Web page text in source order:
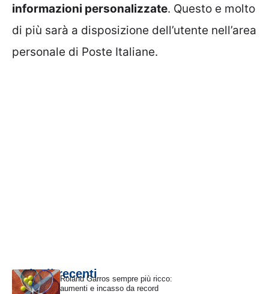
informazioni personalizzate. Questo e molto
di più sarà a disposizione dell’utente nell’area
personale di Poste Italiane.
Articoli recentiRoland Garros sempre più ricco:
aumenti e incasso da record